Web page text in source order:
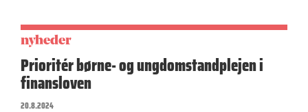
nyheder
Prioritér børne- og ungdomstandplejen i
finansloven
20.8.2024